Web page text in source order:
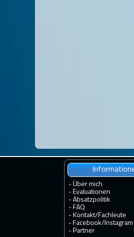
- Über mich
- Evaluationen
- Absatzpolitik
- FAQ
- Kontakt/ Fachleute
- Facebook/ Instagram
- Partner